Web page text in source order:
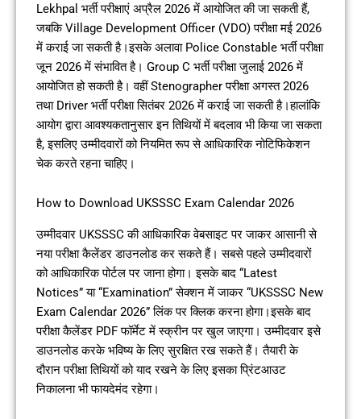
Lekhpal भर्ती परीक्षाएं अप्रैल 2026 में आयोजित की जा सकती हैं,
जबकि Village Development Officer (VDO) परीक्षा मई 2026
में कराई जा सकती है।इसके अलावा Police Constable भर्ती परीक्षा
जून 2026 में संभावित है। Group C भर्ती परीक्षा जुलाई 2026 में
आयोजित हो सकती है। वहीं Stenographer परीक्षा अगस्त 2026
तथा Driver भर्ती परीक्षा सितंबर 2026 में कराई जा सकती है।हालांकि
आयोग द्वारा आवश्यकतानुसार इन तिथियों में बदलाव भी किया जा सकता
है, इसलिए उम्मीदवारों को नियमित रूप से आधिकारिक नोटिफिकेशन
चेक करते रहना चाहिए।
How to Download UKSSSC Exam Calendar 2026
उम्मीदवार UKSSSC की आधिकारिक वेबसाइट पर जाकर आसानी से
नया परीक्षा कैलेंडर डाउनलोड कर सकते हैं। सबसे पहले उम्मीदवारों
को आधिकारिक पोर्टल पर जाना होगा। इसके बाद “Latest
Notices” या “Examination” सेक्शन में जाकर “UKSSSC New
Exam Calendar 2026” लिंक पर क्लिक करना होगा।इसके बाद
परीक्षा कैलेंडर PDF फॉर्मेट में स्क्रीन पर खुल जाएगा। उम्मीदवार इसे
डाउनलोड करके भविष्य के लिए सुरक्षित रख सकते हैं। तैयारी के
दौरान परीक्षा तिथियों को याद रखने के लिए इसका प्रिंटआउट
निकालना भी फायदेमंद रहेगा।